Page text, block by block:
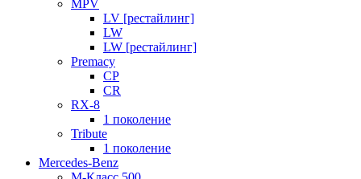
MPV
LV [рестайлинг]
LW
LW [рестайлинг]
Premacy
CP
CR
RX-8
1 поколение
Tribute
1 поколение
Mercedes-Benz